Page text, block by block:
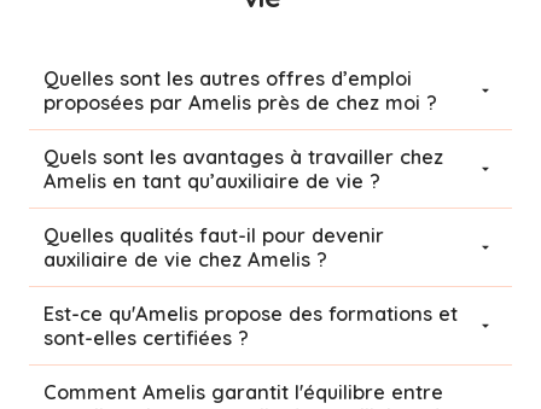
Quelles sont les autres offres d’emploi
proposées par Amelis près de chez moi ?
Quels sont les avantages à travailler chez
Amelis en tant qu’auxiliaire de vie ?
Quelles qualités faut-il pour devenir
auxiliaire de vie chez Amelis ?
Est-ce qu'Amelis propose des formations et
sont-elles certifiées ?
Comment Amelis garantit l'équilibre entre